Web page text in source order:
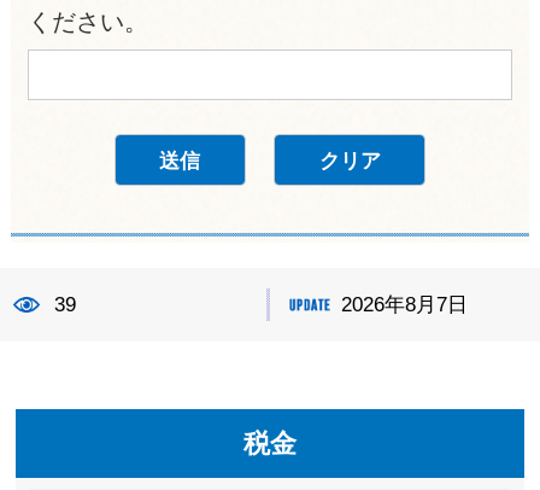
ください。
39 2026年8月7日
税金